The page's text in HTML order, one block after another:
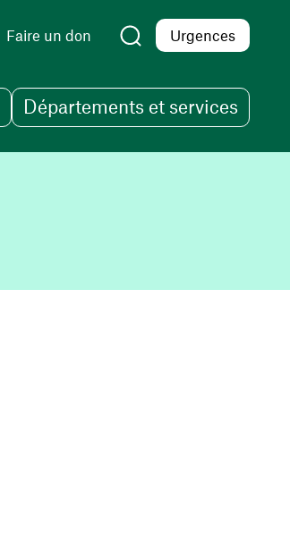
Faire un don Urgences
Départements et services